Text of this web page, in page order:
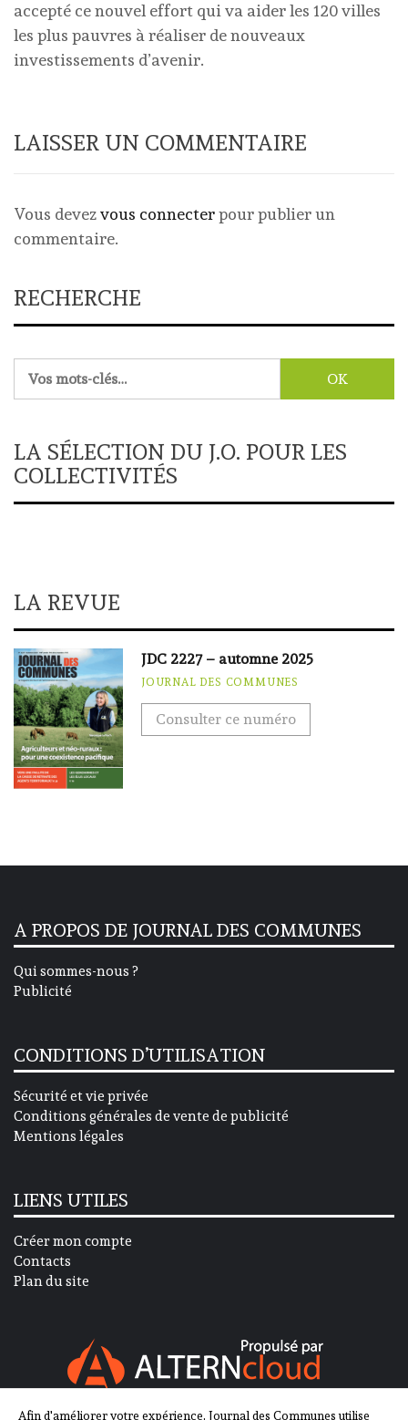
accepté ce nouvel effort qui va aider les 120 villes
les plus pauvres à réaliser de nouveaux
investissements d’avenir.
LAISSER UN COMMENTAIRE
Vous devezvous connecterpour publier un
commentaire.
RECHERCHE
LA SÉLECTION DU J.O. POUR LES
COLLECTIVITÉS
LA REVUE
JDC 2227 – automne 2025
JOURNAL DES COMMUNES
Consulter ce numéro
A PROPOS DE JOURNAL DES COMMUNES
Qui sommes-nous ?
Publicité
CONDITIONS D’UTILISATION
Sécurité et vie privée
Conditions générales de vente de publicité
Mentions légales
LIENS UTILES
Créer mon compte
Contacts
Plan du site
Afin d'améliorer votre expérience, Journal des Communes utilise